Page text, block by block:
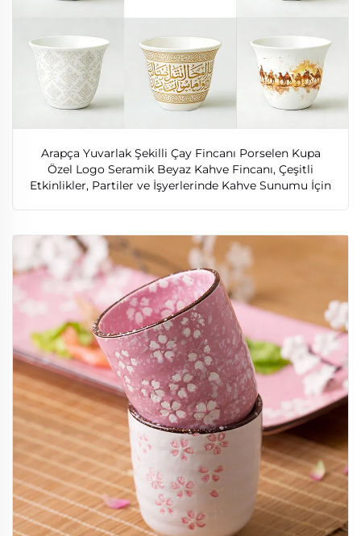
Arapça Yuvarlak Şekilli Çay Fincanı Porselen Kupa
Özel Logo Seramik Beyaz Kahve Fincanı, Çeşitli
Etkinlikler, Partiler ve İşyerlerinde Kahve Sunumu İçin